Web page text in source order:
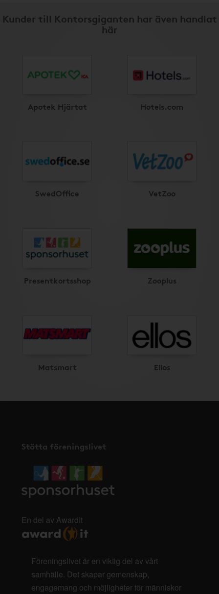
Kunder till Kontorsgiganten har även handlat
här
Apotek Hjärtat Hotels.com
SwedOffice VetZoo
Presentkortsshop Zooplus
Matsmart Ellos
Stötta föreningslivet
En del av AwardIt
Föreningslivet är en viktig del av vårt
samhälle. Det skapar gemenskap,
engagemang och möjligheter för människor